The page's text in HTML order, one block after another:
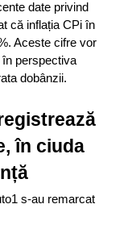
date privind
că inflația CPi în
Aceste cifre vor
perspectiva
dobânzii.
în ciuda
s-au remarcat